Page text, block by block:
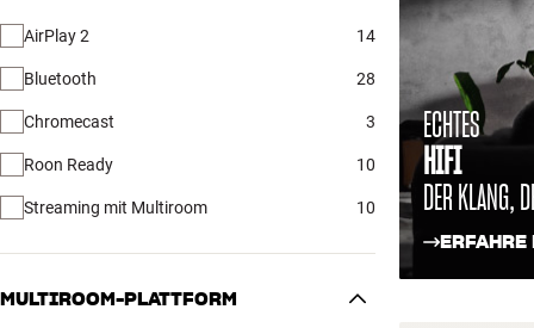
AirPlay 2 14
Bluetooth 28
Chromecast 3
Roon Ready 10
Streaming mit Multiroom 10
MULTIROOM-PLATTFORM
ECHTES
HIFI
DER KLANG,
ERFAHRE